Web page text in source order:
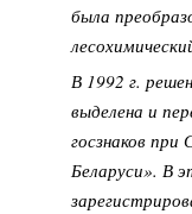
была
В 1992 г.
выделена и
госзнаков
Беларуси». В